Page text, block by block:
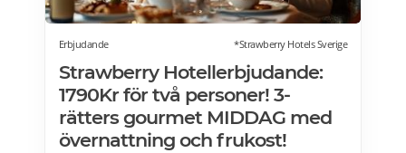
Erbjudande *Strawberry Hotels Sverige
Strawberry Hotellerbjudande:
1790Kr för två personer! 3-
rätters gourmet MIDDAG med
övernattning och frukost!